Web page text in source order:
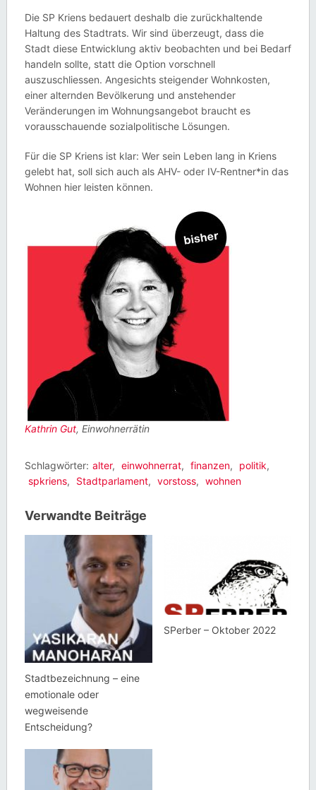
Die SP Kriens bedauert deshalb die zurückhaltende
Haltung des Stadtrats. Wir sind überzeugt, dass die
Stadt diese Entwicklung aktiv beobachten und bei Bedarf
handeln sollte, statt die Option vorschnell
auszuschliessen. Angesichts steigender Wohnkosten,
einer alternden Bevölkerung und anstehender
Veränderungen im Wohnungsangebot braucht es
vorausschauende sozialpolitische Lösungen.
Für die SP Kriens ist klar: Wer sein Leben lang in Kriens
gelebt hat, soll sich auch als AHV- oder IV-Rentner*in das
Wohnen hier leisten können.
Kathrin Gut, Einwohnerrätin
Schlagwörter: alter, einwohnerrat, finanzen, politik,
spkriens, Stadtparlament, vorstoss, wohnen
Verwandte Beiträge
Stadtbezeichnung – eine
emotionale oder
wegweisende
Entscheidung?
SPerber – Oktober 2022